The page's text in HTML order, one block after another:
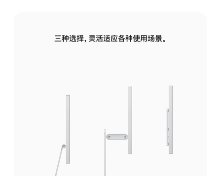
三种选择，灵活适应各种使用场景。